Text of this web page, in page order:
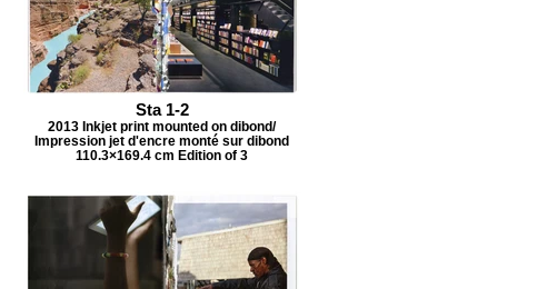
Sta 1-2
2013 Inkjet print mounted on dibond/
Impression jet d'encre monté sur dibond
110.3×169.4 cm Edition of 3